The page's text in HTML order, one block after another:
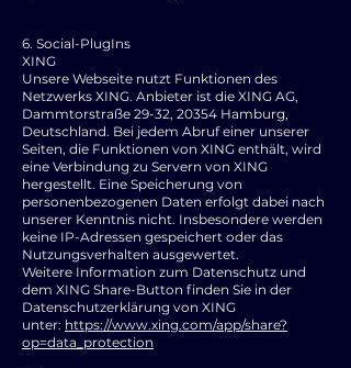
6. Social-PlugIns
XING
Unsere Webseite nutzt Funktionen des
Netzwerks XING. Anbieter ist die XING AG,
Dammtorstraße 29-32, 20354 Hamburg,
Deutschland. Bei jedem Abruf einer unserer
Seiten, die Funktionen von XING enthält, wird
eine Verbindung zu Servern von XING
hergestellt. Eine Speicherung von
personenbezogenen Daten erfolgt dabei nach
unserer Kenntnis nicht. Insbesondere werden
keine IP-Adressen gespeichert oder das
Nutzungsverhalten ausgewertet.
Weitere Information zum Datenschutz und
dem XING Share-Button finden Sie in der
Datenschutzerklärung von XING
unter: https://www.xing.com/app/share?
op=data_protection